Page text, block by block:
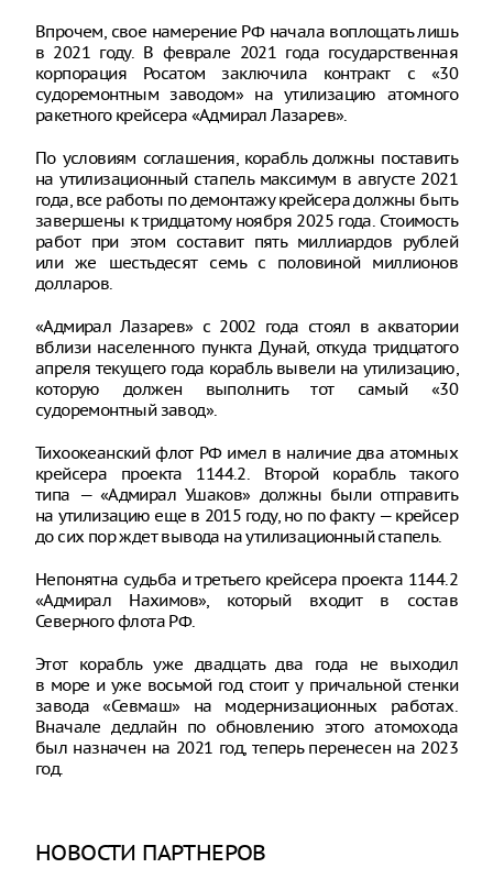
Впрочем, свое намерение РФ начала воплощать лишь
в 2021 году. В феврале 2021 года государственная
корпорация Росатом заключила контракт с «30
судоремонтным заводом» на утилизацию атомного
ракетного крейсера «Адмирал Лазарев».
По условиям соглашения, корабль должны поставить
на утилизационный стапель максимум в августе 2021
года, все работы по демонтажу крейсера должны быть
завершены к тридцатому ноября 2025 года. Стоимость
работ при этом составит пять миллиардов рублей
или же шестьдесят семь с половиной миллионов
долларов.
«Адмирал Лазарев» с 2002 года стоял в акватории
вблизи населенного пункта Дунай, откуда тридцатого
апреля текущего года корабль вывели на утилизацию,
которую должен выполнить тот самый «30
судоремонтный завод».
Тихоокеанский флот РФ имел в наличие два атомных
крейсера проекта 1144.2. Второй корабль такого
типа — «Адмирал Ушаков» должны были отправить
на утилизацию еще в 2015 году, но по факту — крейсер
до сих пор ждет вывода на утилизационный стапель.
Непонятна судьба и третьего крейсера проекта 1144.2
«Адмирал Нахимов», который входит в состав
Северного флота РФ.
Этот корабль уже двадцать два года не выходил
в море и уже восьмой год стоит у причальной стенки
завода «Севмаш» на модернизационных работах.
Вначале дедлайн по обновлению этого атомохода
был назначен на 2021 год, теперь перенесен на 2023
год.
НОВОСТИ ПАРТНЕРОВ